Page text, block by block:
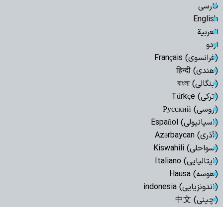
فارسی
English
العربیة
اردو
(فرانسوی) Français
(هندی) हिन्दी
(بنگالی) বাংলা
(ترکی) Türkçe
(روسی) Русский
(اسپانیولی) Español
(آذری) Azərbaycan
(سواحلی) Kiswahili
(ایتالیایی) Italiano
(هوسه) Hausa
(اندونزیایی) indonesia
(چینی) 中文